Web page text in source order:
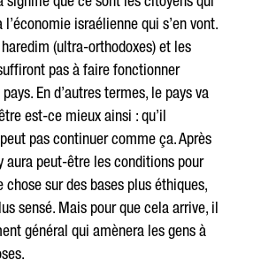
israélienne qui s’en vont.
(ultra-orthodoxes) et les
pas à faire fonctionner
En d’autres termes, le pays va
est-ce mieux ainsi : qu’il
pas continuer comme ça. Après
aura peut-être les conditions pour
chose sur des bases plus éthiques,
sensé. Mais pour que cela arrive, il
général qui amènera les gens à